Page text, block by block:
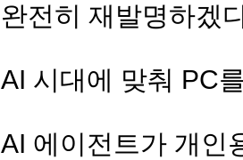
완전히 재발명하겠
AI 시대에 맞춰 PC
AI 에이전트가 개인